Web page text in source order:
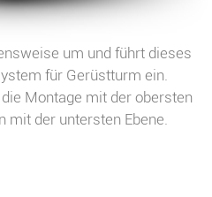
um und führt dieses
für Gerüstturm ein.
Montage mit der obersten
mit der untersten Ebene.